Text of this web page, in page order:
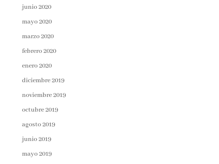
junio 2020
mayo 2020
marzo 2020
febrero 2020
enero 2020
diciembre 2019
noviembre 2019
octubre 2019
agosto 2019
junio 2019
mayo 2019